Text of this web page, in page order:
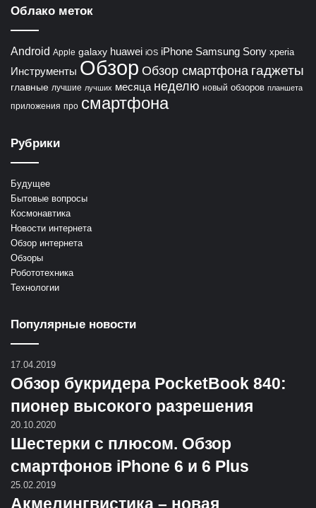
Облако меток
Android Apple galaxy huawei iOS iPhone Samsung Sony xperia
Инструменты Обзор Обзор смартфона гаджеты
главные лучшие лучших месяца неделю новый обзоров планшета
приложения про смартфона
Рубрики
Будущее
Бытовые вопросы
Космонавтика
Новости интернета
Обзор интернета
Обзоры
Робототехника
Технологии
Популярные новости
17.04.2019
Обзор букридера PocketBook 840:
пионер высокого разрешения
20.10.2020
Шестерки с плюсом. Обзор
смартфонов iPhone 6 и 6 Plus
25.02.2019
Акмелингвистика – новая